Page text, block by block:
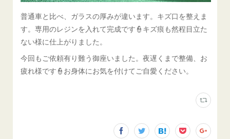
普通車と比べ、ガラスの厚みが違います。キズ口を整えま
す。専用のレジンを入れて完成です👮キズ痕も然程目立た
ない様に仕上がりました。
今回もご依頼有り難う御座いました。夜遅くまで整備、お
疲れ様です👮お身体にお気を付けてご自愛ください。